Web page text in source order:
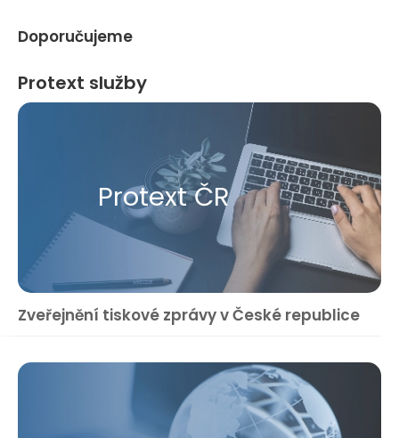
Doporučujeme
Protext služby
Protext ČR
Zveřejnění tiskové zprávy v České republice